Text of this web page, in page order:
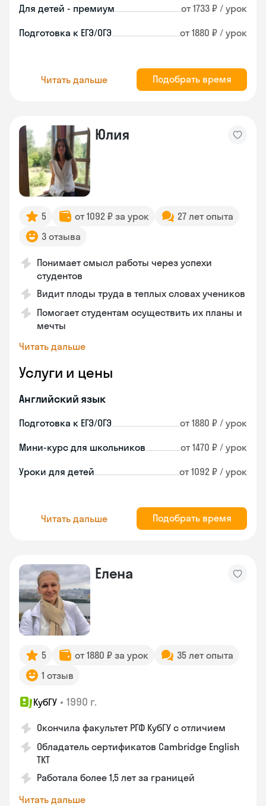
Для детей - премиум от 1733 ₽ / урок
Подготовка к ЕГЭ/ОГЭ от 1880 ₽ / урок
Читать дальше Подобрать время
Юлия
5 от 1092 ₽ за урок
27 лет опыта
3 отзыва
Понимает смысл работы через успехи
студентов
Видит плоды труда в теплых словах учеников
Помогает студентам осуществить их планы и
мечты
Читать дальше
Услуги и цены
Английский язык
Подготовка к ЕГЭ/ОГЭ от 1880 ₽ / урок
Мини-курс для школьников от 1470 ₽ / урок
Уроки для детей от 1092 ₽ / урок
Читать дальше Подобрать время
Елена
5 от 1880 ₽ за урок
35 лет опыта
1 отзыв
КубГУ • 1990 г.
Окончила факультет РГФ КубГУ с отличием
Обладатель сертификатов Cambridge English
TKT
Работала более 1,5 лет за границей
Читать дальше